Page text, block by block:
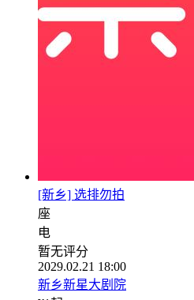
[新乡] 选排勿拍
座
电
暂无评分
2029.02.21 18:00
新乡新星大剧院